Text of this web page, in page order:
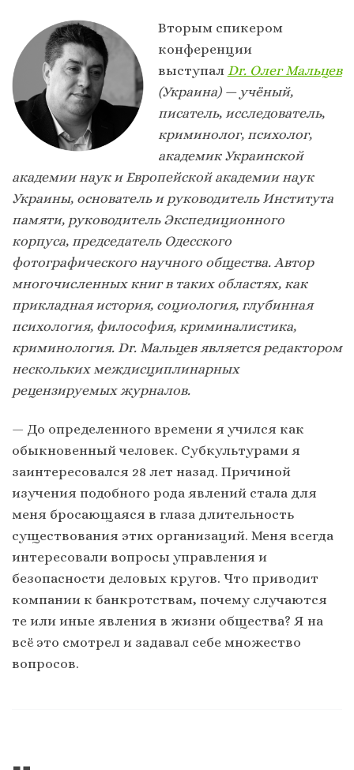
Вторым спикером
конференции
выступал Dr. Олег Мальцев
(Украина) — учёный,
писатель, исследователь,
криминолог, психолог,
академик Украинской
академии наук и Европейской академии наук
Украины, основатель и руководитель Института
памяти, руководитель Экспедиционного
корпуса, председатель Одесского
фотографического научного общества. Автор
многочисленных книг в таких областях, как
прикладная история, социология, глубинная
психология, философия, криминалистика,
криминология. Dr. Мальцев является редактором
нескольких междисциплинарных
рецензируемых журналов.
— До определенного времени я учился как
обыкновенный человек. Субкультурами я
заинтересовался 28 лет назад. Причиной
изучения подобного рода явлений стала для
меня бросающаяся в глаза длительность
существования этих организаций. Меня всегда
интересовали вопросы управления и
безопасности деловых кругов. Что приводит
компании к банкротствам, почему случаются
те или иные явления в жизни общества? Я на
всё это смотрел и задавал себе множество
вопросов.